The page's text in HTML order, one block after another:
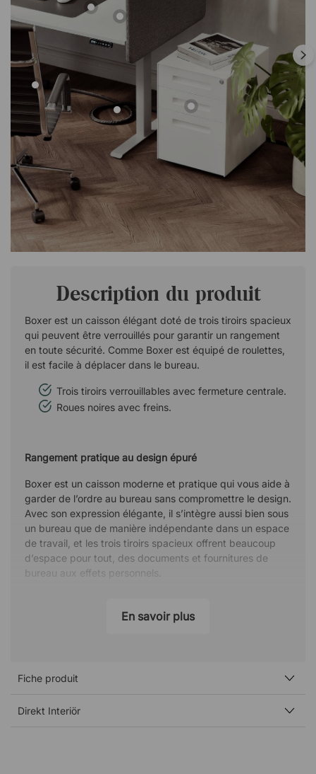
Description du produit
Boxer est un caisson élégant doté de trois tiroirs spacieux
qui peuvent être verrouillés pour garantir un rangement
en toute sécurité. Comme Boxer est équipé de roulettes,
il est facile à déplacer dans le bureau.
Trois tiroirs verrouillables avec fermeture centrale.
Roues noires avec freins.
Rangement pratique au design épuré
Boxer est un caisson moderne et pratique qui vous aide à
garder de l’ordre au bureau sans compromettre le design.
Avec son expression élégante, il s’intègre aussi bien sous
un bureau que de manière indépendante dans un espace
de travail, et les trois tiroirs spacieux offrent beaucoup
d’espace pour tout, des documents et fournitures de
bureau aux effets personnels.
Le caisson est équipé de trois tiroirs verrouillables et d’un
environnements de travail où plusieurs personnes
votre bureau sans vous soucier du contenu.
En savoir plus
Fiche produit
Direkt Interiör